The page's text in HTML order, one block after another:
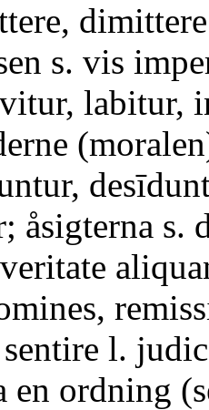
s. vis
labitur,
åsigterna s.
l.
ordning